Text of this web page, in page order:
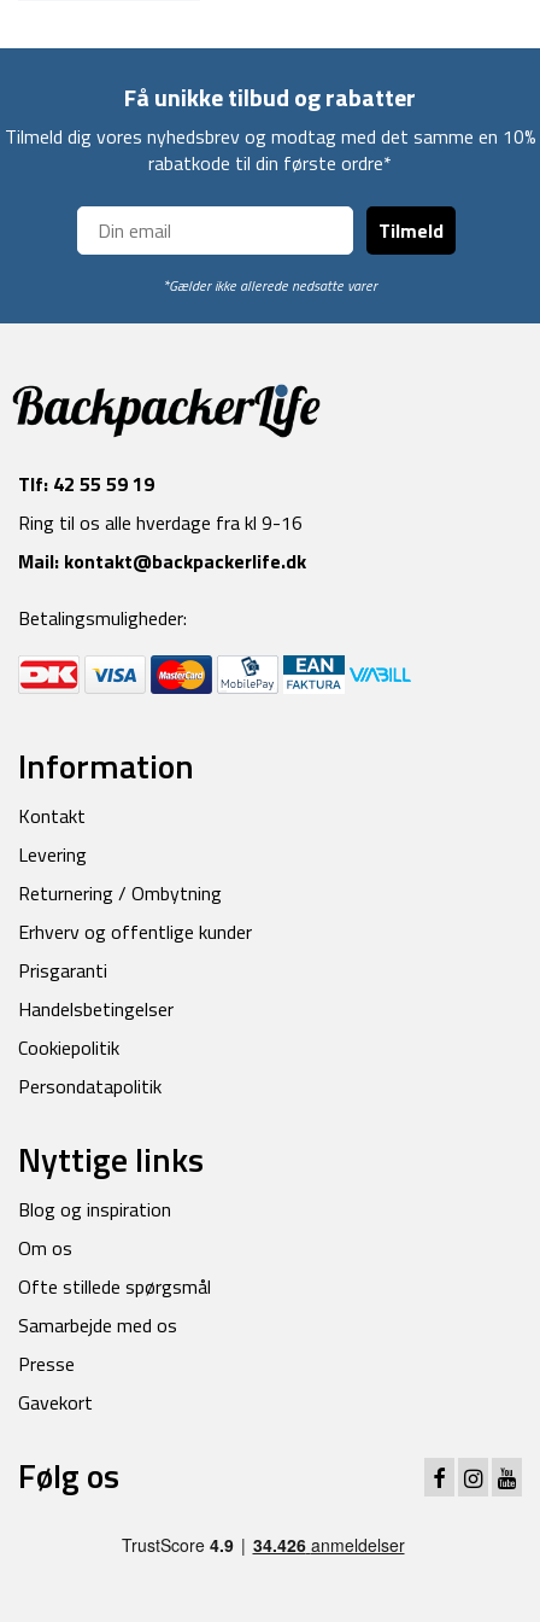
Få unikke tilbud og rabatter
Tilmeld dig vores nyhedsbrev og modtag med det samme en 10%
rabatkode til din første ordre*
Tilmeld
*Gælder ikke allerede nedsatte varer
Tlf: 42 55 59 19
Ring til os alle hverdage fra kl 9-16
Mail: kontakt@backpackerlife.dk
Betalingsmuligheder:
Information
Kontakt
Levering
Returnering / Ombytning
Erhverv og offentlige kunder
Prisgaranti
Handelsbetingelser
Cookiepolitik
Persondatapolitik
Nyttige links
Blog og inspiration
Om os
Ofte stillede spørgsmål
Samarbejde med os
Presse
Gavekort
Følg os